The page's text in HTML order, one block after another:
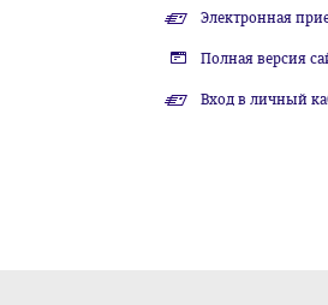
Электронная
Полная версия
Вход в личный